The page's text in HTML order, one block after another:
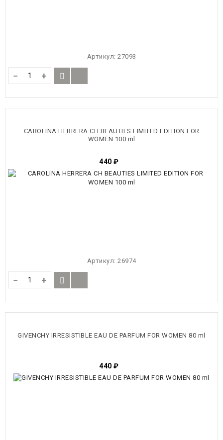
Артикул: 27093
− +
CAROLINA HERRERA CH BEAUTIES LIMITED EDITION FOR
WOMEN 100 ml
440 ₽
Артикул: 26974
− +
GIVENCHY IRRESISTIBLE EAU DE PARFUM FOR WOMEN 80 ml
440 ₽